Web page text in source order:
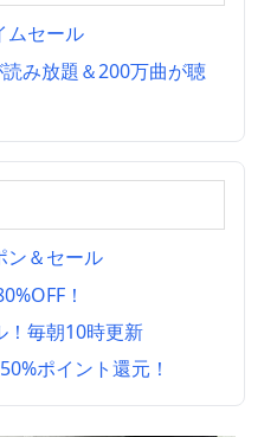
ムセール
み放題＆200万曲が聴
ン＆セール
！
！毎朝10時更新
ポイント還元！